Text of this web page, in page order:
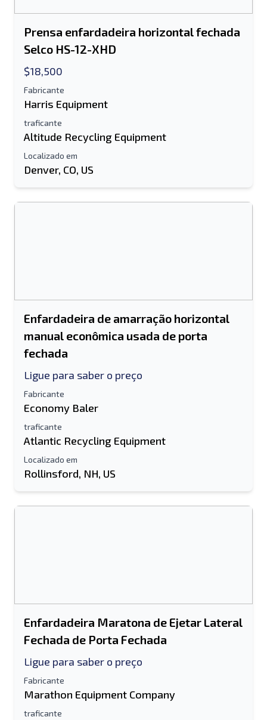
Prensa enfardadeira horizontal fechada
Selco HS-12-XHD
$18,500
Fabricante
Harris Equipment
traficante
Altitude Recycling Equipment
Localizado em
Denver, CO, US
Enfardadeira de amarração horizontal
manual econômica usada de porta
fechada
Ligue para saber o preço
Fabricante
Economy Baler
traficante
Atlantic Recycling Equipment
Localizado em
Rollinsford, NH, US
Enfardadeira Maratona de Ejetar Lateral
Fechada de Porta Fechada
Ligue para saber o preço
Fabricante
Marathon Equipment Company
traficante